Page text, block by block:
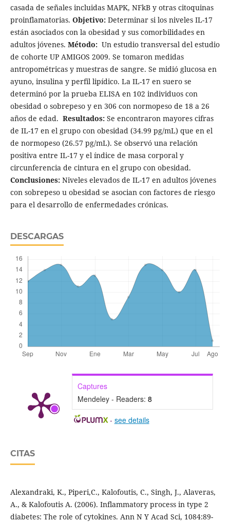
casada de señales incluidas MAPK, NFkB y otras citoquinas
proinflamatorias. Objetivo:Determinar si los niveles IL-17
están asociados con la obesidad y sus comorbilidades en
adultos jóvenes. Método:Un estudio transversal del estudio
de cohorte UP AMIGOS 2009. Se tomaron medidas
antropométricas y muestras de sangre. Se midió glucosa en
ayuno, insulina y perfil lipídico. La IL-17 en suero se
determinó por la prueba ELISA en 102 individuos con
obesidad o sobrepeso y en 306 con normopeso de 18 a 26
años de edad. Resultados:Se encontraron mayores cifras
de IL-17 en el grupo con obesidad (34.99 pg/mL) que en el
de normopeso (26.57 pg/mL). Se observó una relación
positiva entre IL-17 y el índice de masa corporal y
circunferencia de cintura en el grupo con obesidad.
Conclusiones:Niveles elevados de IL-17 en adultos jóvenes
con sobrepeso u obesidad se asocian con factores de riesgo
para el desarrollo de enfermedades crónicas.
DESCARGAS
Captures
Mendeley - Readers: 8
- see details
CITAS
Alexandraki, K., Piperi,C., Kalofoutis, C., Singh, J., Alaveras,
A., & Kalofoutis A. (2006). Inflammatory process in type 2
diabetes: The role of cytokines. Ann N Y Acad Sci, 1084:89-